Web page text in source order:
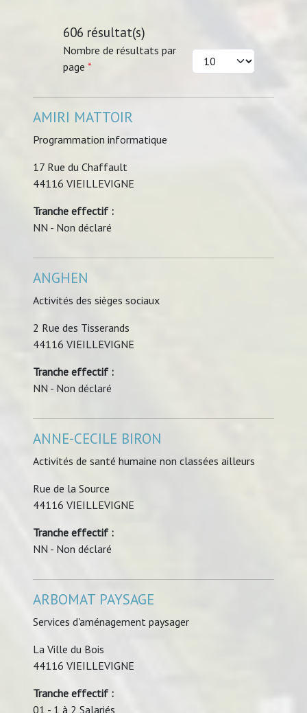
606 résultat(s)
Nombre de résultats par
page *
AMIRI MATTOIR
Programmation informatique
17 Rue du Chaffault
44116 VIEILLEVIGNE
Tranche effectif :
NN - Non déclaré
ANGHEN
Activités des sièges sociaux
2 Rue des Tisserands
44116 VIEILLEVIGNE
Tranche effectif :
NN - Non déclaré
ANNE-CECILE BIRON
Activités de santé humaine non classées ailleurs
Rue de la Source
44116 VIEILLEVIGNE
Tranche effectif :
NN - Non déclaré
ARBOMAT PAYSAGE
Services d'aménagement paysager
La Ville du Bois
44116 VIEILLEVIGNE
Tranche effectif :
01 - 1 à 2 Salariés